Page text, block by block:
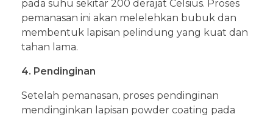
pada suhu sekitar 200 derajat Celsius. Proses
pemanasan ini akan melelehkan bubuk dan
membentuk lapisan pelindung yang kuat dan
tahan lama.
4. Pendinginan
Setelah pemanasan, proses pendinginan
mendinginkan lapisan powder coating pada